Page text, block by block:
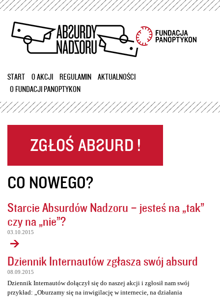
Przejdź
treści
START O AKCJI REGULAMIN
AKTUALNOŚCI
O FUNDACJI PANOPTYKON
CO NOWEGO?
Starcie Absurdów Nadzoru – jesteś na „tak”
czy na „nie”?
03.10.2015
Dziennik Internautów zgłasza swój absurd
08.09.2015
Dziennik Internautów dołączył się do naszej akcji i zgłosił nam swój
przykład: „Oburzamy się na inwigilację w internecie, na działania